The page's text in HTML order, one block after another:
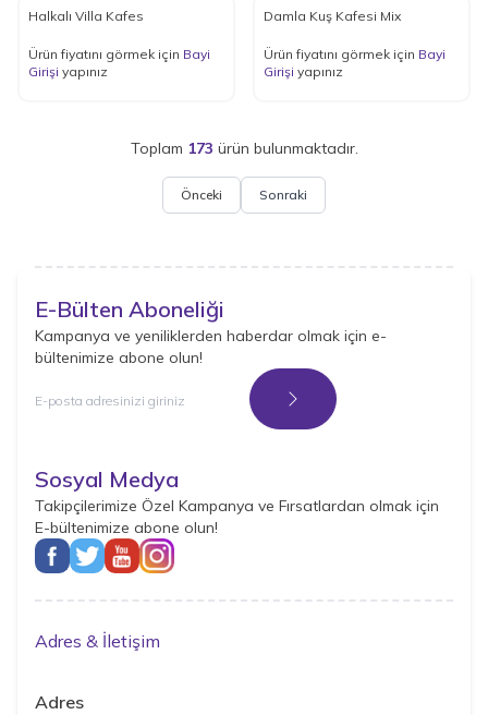
Halkalı Villa Kafes
Ürün fiyatını görmek için Bayi
Girişi yapınız
Damla Kuş Kafesi Mix
Ürün fiyatını görmek için Bayi
Girişi yapınız
Toplam 173 ürün bulunmaktadır.
Önceki Sonraki
E-Bülten Aboneliği
Kampanya ve yeniliklerden haberdar olmak için e-
bültenimize abone olun!
Kayıt Ol
Sosyal Medya
Takipçilerimize Özel Kampanya ve Fırsatlardan olmak için
E-bültenimize abone olun!
Adres & İletişim
Adres